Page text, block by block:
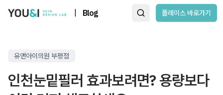
Blog 플레이스 바로가기
유앤아이의원 부평점
인천눈밑필러 효과보려면? 용량보다